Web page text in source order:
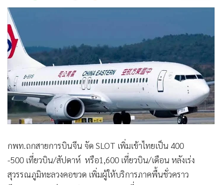
• MGR Live
• Infographic
• การเมือง
• ท่องเที่ยว
•
กีฬา
• ต่างประเทศ
• Special Scoop
• เศรษฐกิจ-ธุรกิจ
• ชุมชน-คุณภาพชีวิต
• อาชญากรรม
• Motoring
กพท.ถกสายการบินจีน จัด SLOT เพิ่มเข้าไทยเป็น 400
-500 เที่ยวบิน/สัปดาห์ หรือ1,600 เที่ยวบิน/เดือน หลังเร่ง
สุวรรณภูมิทะลวงคอขวด เพิ่มผู้ให้บริการภาคพื้นชั่วคราว